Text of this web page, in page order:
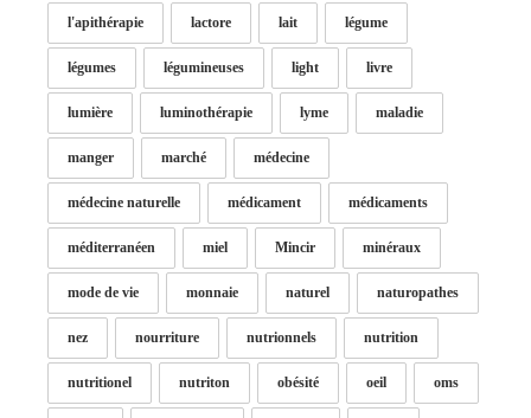
l'apithérapie lactore lait légume
légumes légumineuses light livre
lumière luminothérapie lyme maladie
manger marché médecine
médecine naturelle médicament médicaments
méditerranéen miel Mincir minéraux
mode de vie monnaie naturel naturopathes
nez nourriture nutrionnels nutrition
nutritionel nutriton obésité oeil oms